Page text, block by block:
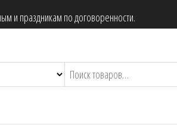
и праздникам по договоренности.